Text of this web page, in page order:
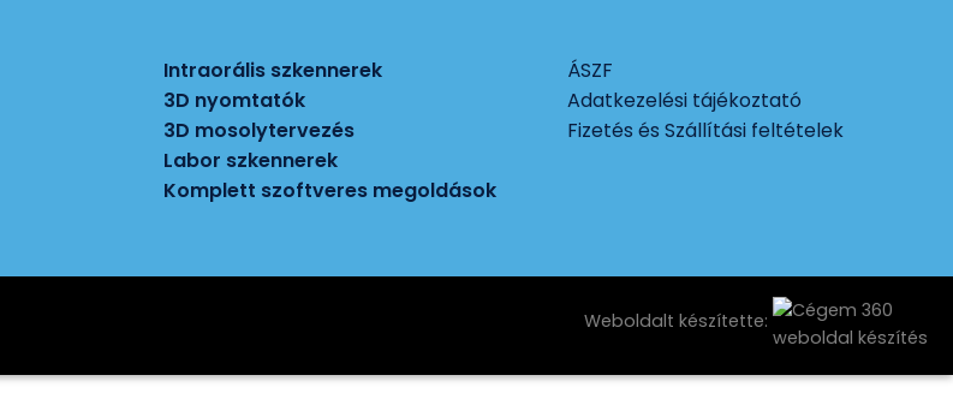
Intraorális szkennerek
3D nyomtatók
3D mosolytervezés
Labor szkennerek
Komplett szoftveres megoldások
ÁSZF
Adatkezelési tájékoztató
Fizetés és Szállítási feltételek
Weboldalt készítette: